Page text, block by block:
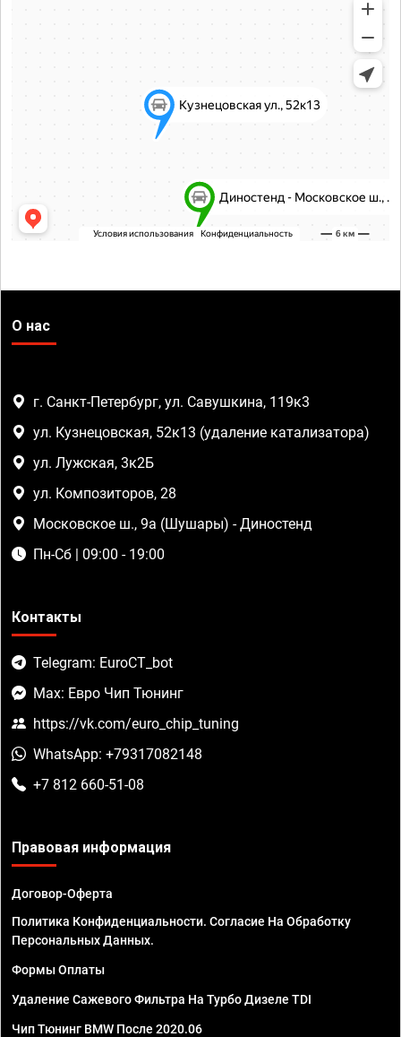
О нас
г. Санкт-Петербург, ул. Савушкина, 119к3
ул. Кузнецовская, 52к13 (удаление катализатора)
ул. Лужская, 3к2Б
ул. Композиторов, 28
Московское ш., 9а (Шушары) - Диностенд
Пн-Сб | 09:00 - 19:00
Контакты
Telegram: EuroCT_bot
Max: Евро Чип Тюнинг
https://vk.com/euro_chip_tuning
WhatsApp: +79317082148
+7 812 660-51-08
Правовая информация
Договор-Оферта
Политика Конфиденциальности. Согласие На Обработку
Персональных Данных.
Формы Оплаты
Удаление Сажевого Фильтра На Турбо Дизеле TDI
Чип Тюнинг BMW После 2020.06